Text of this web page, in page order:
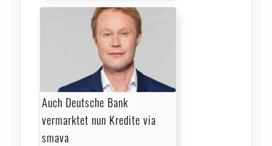
Auch Deutsche Bank
vermarktet nun Kredite via
smava